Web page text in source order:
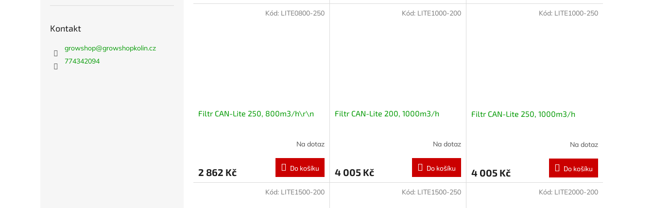
Kontakt
growshop@growshopkolin.cz
774342094
Filtr CAN-Lite 250, 800m3/h\r\n
Na dotaz
2 862 Kč Do košíku
Kód: LITE0800-250
Filtr CAN-Lite 200, 1000m3/h
Na dotaz
4 005 Kč Do košíku
Kód: LITE1000-200
Filtr CAN-Lite 250, 1000m3/h
Na dotaz
4 005 Kč Do košíku
Kód: LITE1000-250
Kód: LITE1500-200 Kód: LITE1500-250 Kód: LITE2000-200